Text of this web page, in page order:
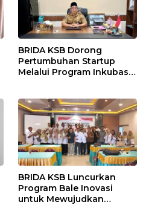
BRIDA KSB Dorong
Pertumbuhan Startup
Melalui Program Inkubasi
BRIDA KSB Luncurkan
Program Bale Inovasi
untuk Mewujudkan